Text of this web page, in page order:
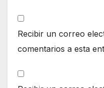
Recibir un correo
comentarios a esta